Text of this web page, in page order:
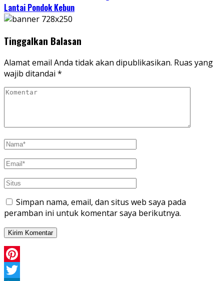
Lantai Pondok Kebun
Tinggalkan Balasan
Alamat email Anda tidak akan dipublikasikan. Ruas yang
wajib ditandai *
Simpan nama, email, dan situs web saya pada
peramban ini untuk komentar saya berikutnya.
Pinterest